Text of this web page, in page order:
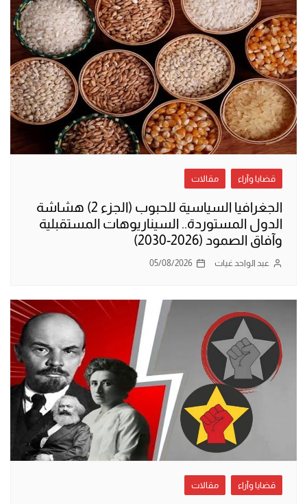
قضايا وآراء مقالات
الجغرافيا السياسية للحبوب (الجزء 2) هشاشة
الدول المستوردة.. السيناريوهات المستقبلية
وآفاق الصمود (2026-2030)
عبد الواحد غيات 05/08/2026
قضايا وآراء مقالات